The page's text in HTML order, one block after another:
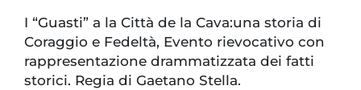
I “Guasti” a la Città de la Cava:una storia di
Coraggio e Fedeltà, Evento rievocativo con
rappresentazione drammatizzata dei fatti
storici. Regia di Gaetano Stella.